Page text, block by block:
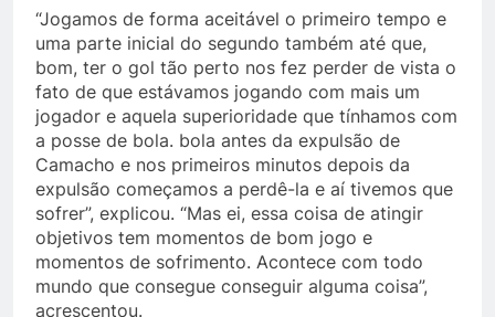
“Jogamos de forma aceitável o primeiro tempo e
uma parte inicial do segundo também até que,
bom, ter o gol tão perto nos fez perder de vista o
fato de que estávamos jogando com mais um
jogador e aquela superioridade que tínhamos com
a posse de bola. bola antes da expulsão de
Camacho e nos primeiros minutos depois da
expulsão começamos a perdê-la e aí tivemos que
sofrer”, explicou. “Mas ei, essa coisa de atingir
objetivos tem momentos de bom jogo e
momentos de sofrimento. Acontece com todo
mundo que consegue conseguir alguma coisa”,
acrescentou.